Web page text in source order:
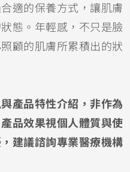
適的保養方式，讓肌膚
態。年輕感，不只是臉
顧的肌膚所累積出的狀
產品特性介紹，非作為
品效果視個人體質與使
建議諮詢專業醫療機構